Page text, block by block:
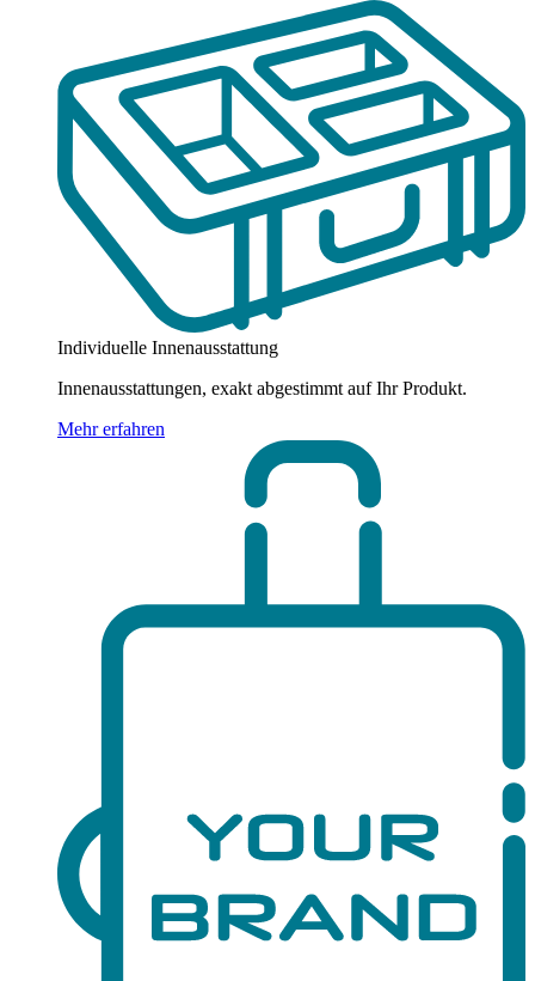
Individuelle Innenausstattung
Innenausstattungen, exakt abgestimmt auf Ihr Produkt.
Mehr erfahren